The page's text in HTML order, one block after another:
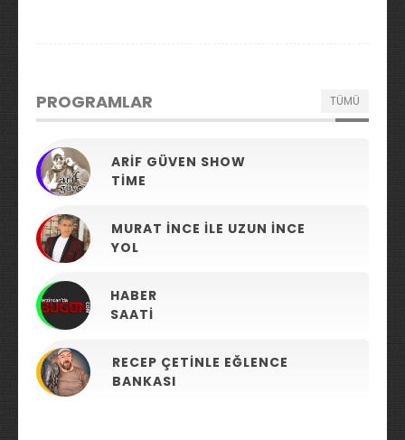
PROGRAMLAR TÜMÜ
ARIF GÜVEN SHOW
TIME
MURAT İNCE ILE UZUN İNCE
YOL
HABER
SAATI
RECEP ÇETINLE EĞLENCE
BANKASI